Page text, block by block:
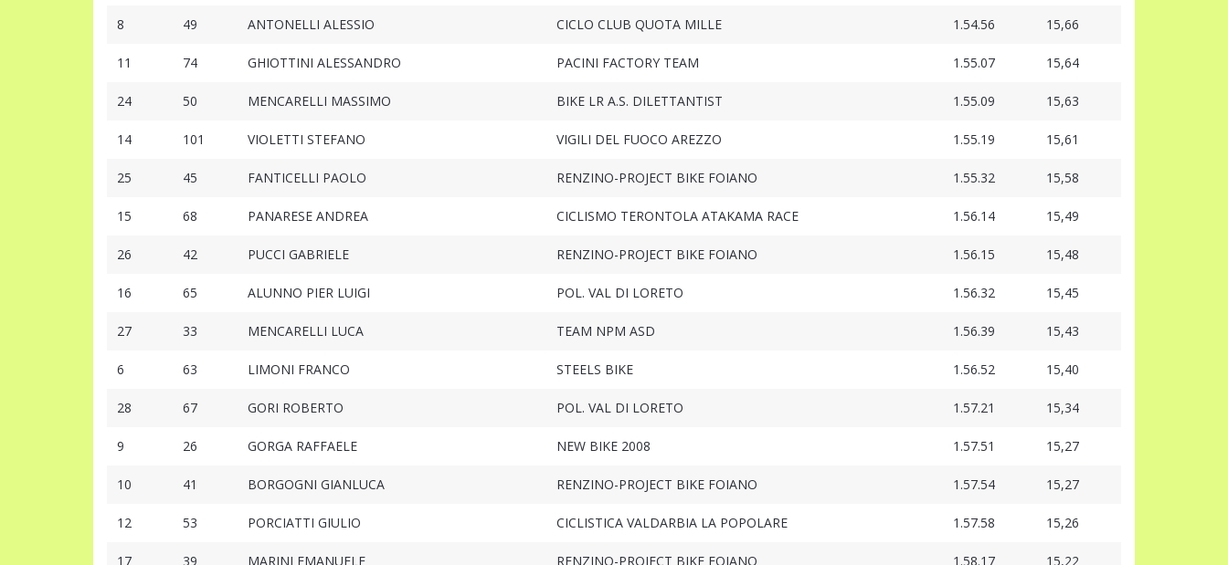
8 49 ANTONELLI ALESSIO CICLO CLUB QUOTA MILLE 1.54.56 15,66
11 74 GHIOTTINI ALESSANDRO PACINI FACTORY TEAM 1.55.07 15,64
24 50 MENCARELLI MASSIMO BIKE LR A.S. DILETTANTIST 1.55.09 15,63
14 101 VIOLETTI STEFANO VIGILI DEL FUOCO AREZZO 1.55.19 15,61
25 45 FANTICELLI PAOLO RENZINO-PROJECT BIKE FOIANO 1.55.32 15,58
15 68 PANARESE ANDREA CICLISMO TERONTOLA ATAKAMA RACE 1.56.14 15,49
26 42 PUCCI GABRIELE RENZINO-PROJECT BIKE FOIANO 1.56.15 15,48
16 65 ALUNNO PIER LUIGI POL. VAL DI LORETO 1.56.32 15,45
27 33 MENCARELLI LUCA TEAM NPM ASD 1.56.39 15,43
6 63 LIMONI FRANCO STEELS BIKE 1.56.52 15,40
28 67 GORI ROBERTO POL. VAL DI LORETO 1.57.21 15,34
9 26 GORGA RAFFAELE NEW BIKE 2008 1.57.51 15,27
10 41 BORGOGNI GIANLUCA RENZINO-PROJECT BIKE FOIANO 1.57.54 15,27
12 53 PORCIATTI GIULIO CICLISTICA VALDARBIA LA POPOLARE 1.57.58 15,26
17 39 MARINI EMANUELE RENZINO-PROJECT BIKE FOIANO 1.58.17 15,22